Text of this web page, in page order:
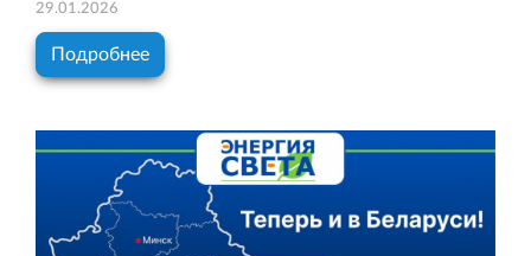
29.01.2026
Подробнее